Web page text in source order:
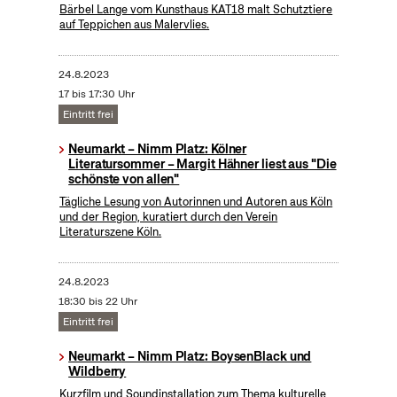
Bärbel Lange vom Kunsthaus KAT18 malt Schutztiere
auf Teppichen aus Malervlies.
24.8.2023
17 bis 17:30 Uhr
Eintritt frei
Neumarkt – Nimm Platz: Kölner
Literatursommer – Margit Hähner liest aus "Die
schönste von allen"
Tägliche Lesung von Autorinnen und Autoren aus Köln
und der Region, kuratiert durch den Verein
Literaturszene Köln.
24.8.2023
18:30 bis 22 Uhr
Eintritt frei
Neumarkt – Nimm Platz: BoysenBlack und
Wildberry
Kurzfilm und Soundinstallation zum Thema kulturelle